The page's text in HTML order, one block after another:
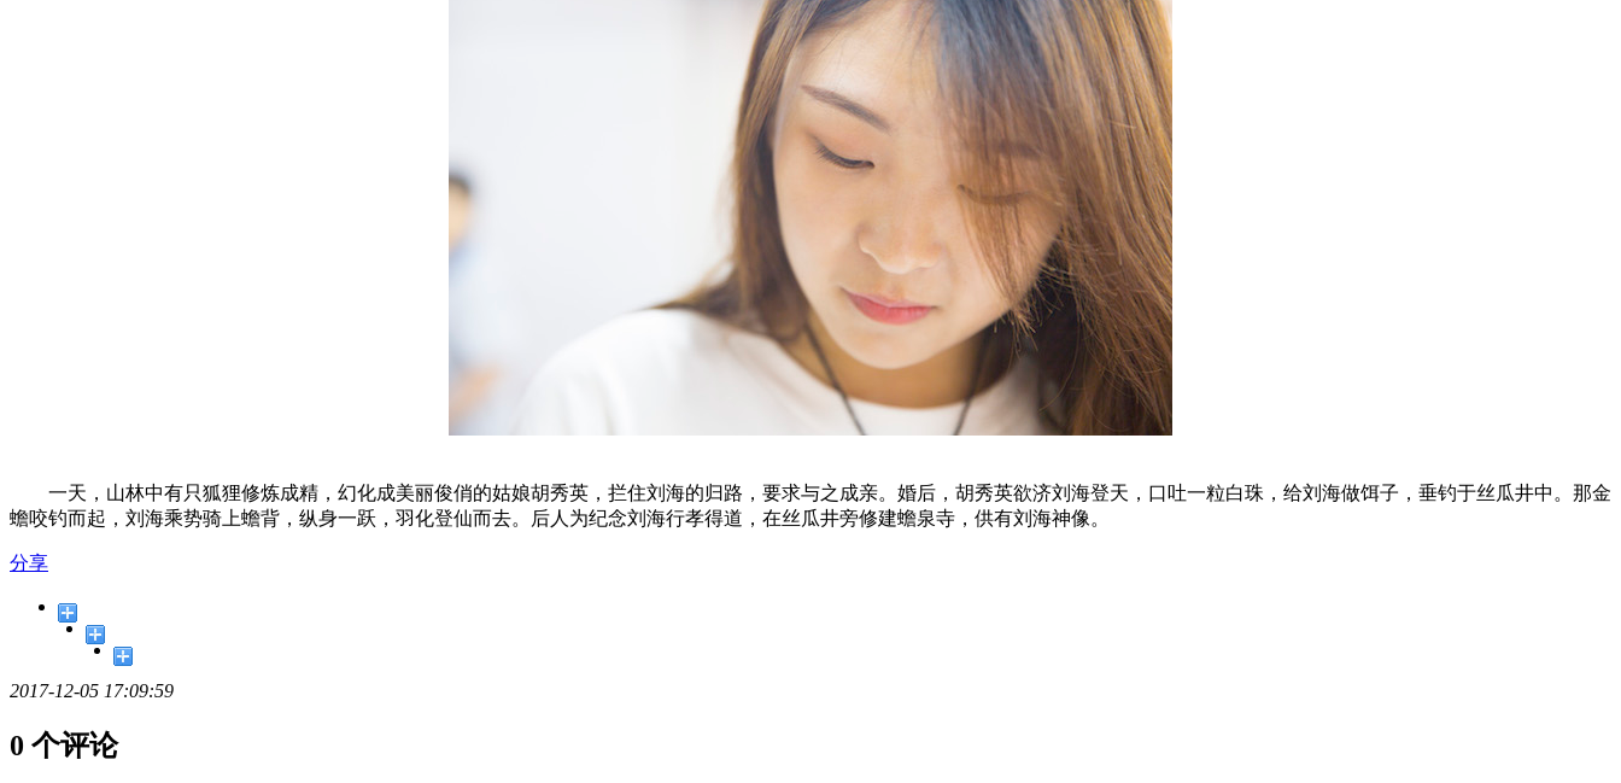
一天，山林中有只狐狸修炼成精，幻化成美丽俊俏的姑娘胡秀英，拦住刘海的归路，要求与之成亲。婚后，胡秀英欲济刘海登天，口吐一粒白珠，给刘海做饵子，垂钓于丝瓜井中。那金
蟾咬钓而起，刘海乘势骑上蟾背，纵身一跃，羽化登仙而去。后人为纪念刘海行孝得道，在丝瓜井旁修建蟾泉寺，供有刘海神像。
分享
2017-12-05 17:09:59
0 个评论